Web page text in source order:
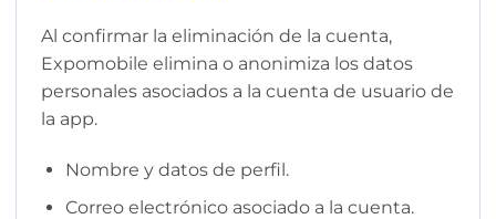
Al confirmar la eliminación de la cuenta,
Expomobile elimina o anonimiza los datos
personales asociados a la cuenta de usuario de
la app.
Nombre y datos de perfil.
Correo electrónico asociado a la cuenta.